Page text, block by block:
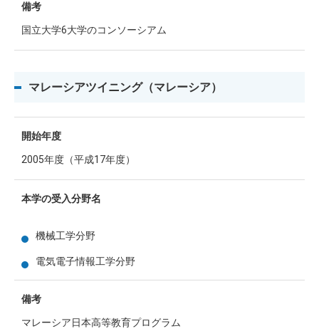
備考
国立大学6大学のコンソーシアム
マレーシアツイニング（マレーシア）
開始年度
2005年度（平成17年度）
本学の受入分野名
機械工学分野
電気電子情報工学分野
備考
マレーシア日本高等教育プログラム